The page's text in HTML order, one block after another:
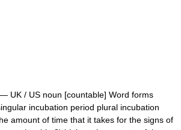
— UK / US noun [countable] Word forms
incubation period plural incubation
amount of time that it takes for the signs of